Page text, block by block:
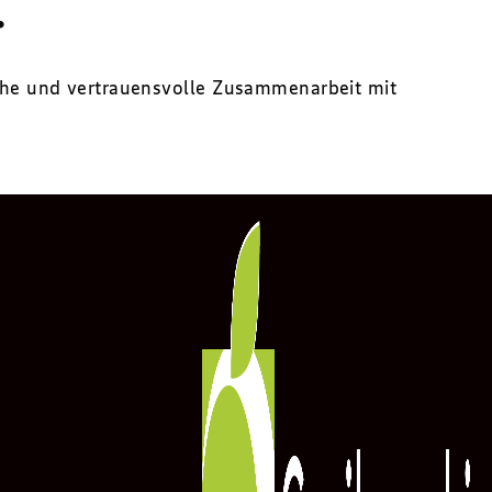
und vertrauensvolle Zusammenarbeit mit